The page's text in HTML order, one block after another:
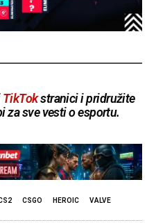
TikTokstranici i pridružite
za sve vesti o esportu.
CSGO HEROIC VALVE